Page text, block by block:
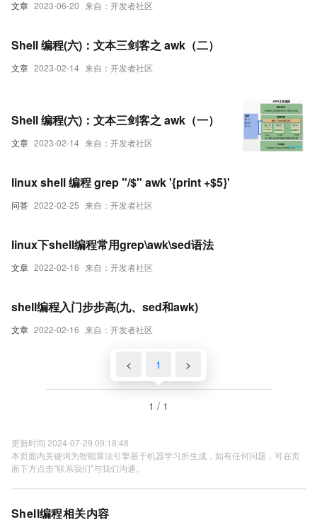
文章 2023-06-20 来自：开发者社区
文章 2023-02-14 来自：开发者社区
Shell 编程(六)：文本三剑客之 awk（二）
文章 2023-02-14 来自：开发者社区
Shell 编程(六)：文本三剑客之 awk（一）
问答 2022-02-25 来自：开发者社区
linux shell 编程 grep "/$" awk '{print +$5}'
文章 2022-02-16 来自：开发者社区
linux下shell编程常用grep\awk\sed语法
文章 2022-02-16 来自：开发者社区
shell编程入门步步高(九、sed和awk)
< 1 >
1 / 1
更新时间 2024-07-29 09:18:48
本页面内关键词为智能算法引擎基于机器学习所生成，如有任何问题，可在页
面下方点击"联系我们"与我们沟通。
Shell编程相关内容